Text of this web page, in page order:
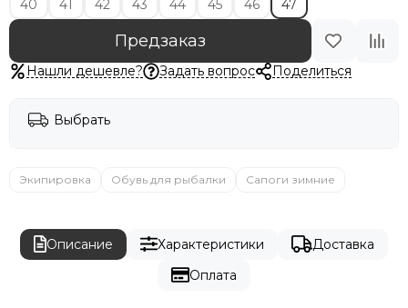
40
41 42 43 44 45 46 47
Предзаказ
Нашли дешевле? Задать вопрос Поделиться
Выбрать
Экипировка Обувь для рыбалки Сапоги зимние
Описание Характеристики
Доставка
Оплата